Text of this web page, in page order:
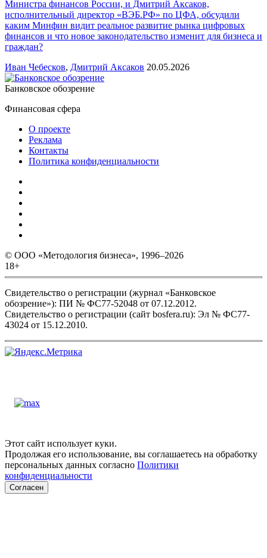
Министра финансов России, и Дмитрий Аксаков,
исполнительный директор «BЭБ.PФ» по ЦФА, обсудили
каким Минфин видит реальное развитие рынка цифровых
финансов и что новое законодательство изменит для бизнеса и
граждан?
Иван Чебесков, Дмитрий Аксаков 20.05.2026
Банковское обозрение
Финансовая сфера
О проекте
Реклама
Контакты
Политика конфиденциальности
© ООО «Методология бизнеса», 1996–2026
18+
Свидетельство о регистрации (журнал «Банковское
обозрение»): ПИ № ФС77-52048 от 07.12.2012.
Свидетельство о регистрации (сайт bosfera.ru): Эл № ФС77-
43024 от 15.12.2010.
Этот сайт использует куки.
Продолжая его использование, вы соглашаетесь на обработку
персональных данных согласно Политики
конфиденциальности
Согласен